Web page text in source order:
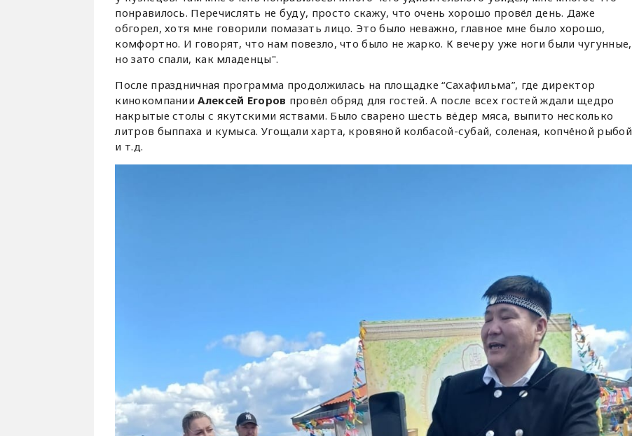
понравилось. Перечислять не буду, просто скажу, что очень хорошо провёл день. Даже
обгорел, хотя мне говорили помазать лицо. Это было неважно, главное мне было хорошо,
комфортно. И говорят, что нам повезло, что было не жарко. К вечеру уже ноги были чугунные,
но зато спали, как младенцы".
После праздничная программа продолжилась на площадке “Сахафильма”, где директор
кинокомпанииАлексей Егоров провёл обряд для гостей. А после всех гостей ждали щедро
накрытые столы с якутскими яствами. Было сварено шесть вёдер мяса, выпито несколько
литров быппаха и кумыса. Угощали харта, кровяной колбасой-субай, соленая, копчёной рыбой
и т.д.